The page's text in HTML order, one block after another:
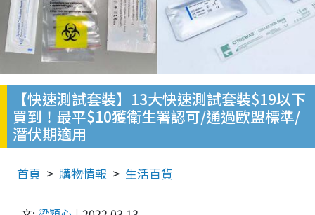
【快速測試套裝】13大快速測試套裝$19以下
買到！最平$10獲衛生署認可/通過歐盟標準/
潛伏期適用
首頁 購物情報 生活百貨